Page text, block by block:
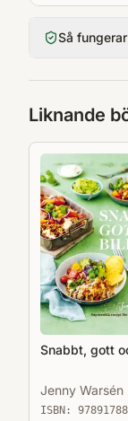
Så
Liknande
Snabbt, gott
Jenny Warsén
ISBN: